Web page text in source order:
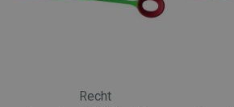
Recht